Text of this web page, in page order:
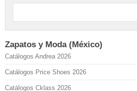
Zapatos y Moda (México)
Catálogos Andrea 2026
Catálogos Price Shoes 2026
Catálogos Cklass 2026